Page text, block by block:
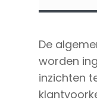
De
worden
inzichten